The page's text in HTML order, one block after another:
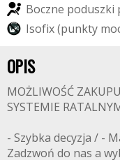
Boczne poduszki
Isofix(punkty mo
OPIS
MOŻLIWOŚĆ
SYSTEMIE
- Szybka decyzja / -
Zadzwoń do nas a